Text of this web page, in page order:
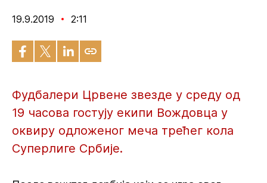
19.9.2019 2:11
Фудбалери Црвене звезде у среду од
19 часова гостују екипи Вождовца у
оквиру одложеног меча трећег кола
Суперлиге Србије.